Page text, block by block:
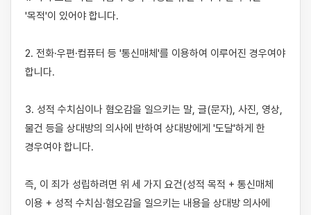
'목적'이 있어야 합니다.
2. 전화·우편·컴퓨터 등 '통신매체'를 이용하여 이루어진 경우여야
합니다.
3. 성적 수치심이나 혐오감을 일으키는 말, 글(문자), 사진, 영상,
물건 등을 상대방의 의사에 반하여 상대방에게 '도달'하게 한
경우여야 합니다.
즉, 이 죄가 성립하려면 위 세 가지 요건(성적 목적 + 통신매체
이용 + 성적 수치심·혐오감을 일으키는 내용을 상대방 의사에